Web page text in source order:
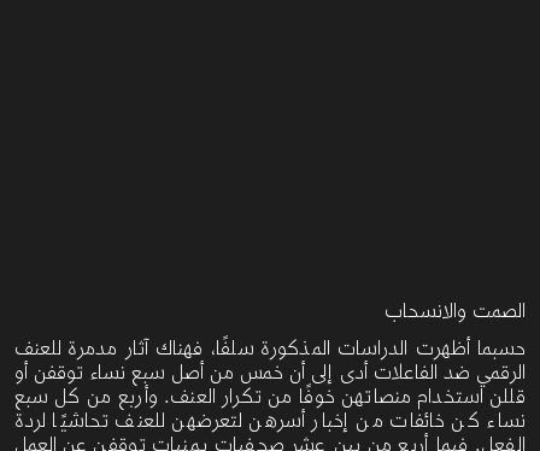
الصمت والانسحاب
حسبما أظهرت الدراسات
المذكورة سلفًا، فهناك آثار مدمرة للعنف
الرقمي ضد الفاعلات
أدى إلى أن خمس من أصل سبع نساء توقفن أو
قللن استخدام منصاتهن خوفًا من تكرار العنف. وأربع من كل سبع
نساء كن خائفات من إخبار أسرهن لتعرضهن للعنف تحاشيًا لردة
الفعل. فيما أربع من بين عشر صحفيات يمنيات توقفن عن العمل